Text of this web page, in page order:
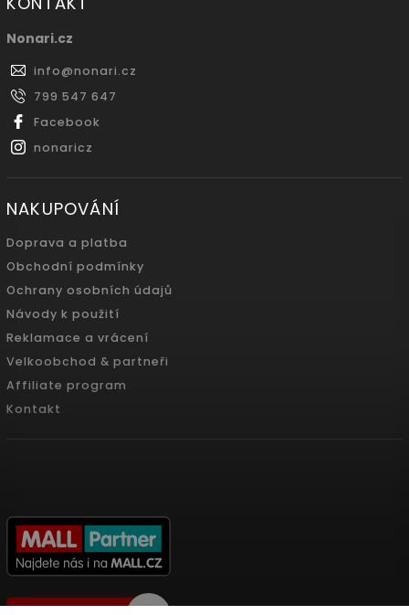
Nonari.cz
info@nonari.cz
799 547 647
Facebook
nonaricz
NAKUPOVÁNÍ
Doprava a platba
Obchodní podmínky
Ochrany osobních údajů
Návody k použití
Reklamace a vrácení
Velkoobchod & partneři
Affiliate program
Kontakt